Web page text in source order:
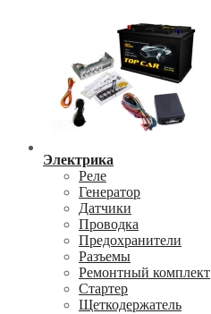
Электрика
Реле
Генератор
Датчики
Проводка
Предохранители
Разъемы
Ремонтный комплект
Стартер
Щеткодержатель